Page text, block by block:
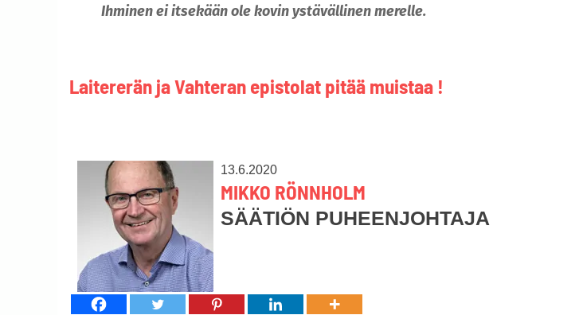
Ihminen ei itsekään ole kovin ystävällinen merelle.
Laitererän ja Vahteran epistolat pitää muistaa !
13.6.2020
MIKKO RÖNNHOLM
SÄÄTIÖN PUHEENJOHTAJA